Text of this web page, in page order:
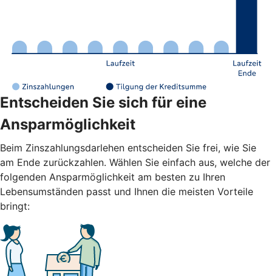
Entscheiden Sie sich für eine
Ansparmöglichkeit
Beim Zinszahlungsdarlehen entscheiden Sie frei, wie Sie
am Ende zurückzahlen. Wählen Sie einfach aus, welche der
folgenden Ansparmöglichkeit am besten zu Ihren
Lebensumständen passt und Ihnen die meisten Vorteile
bringt: